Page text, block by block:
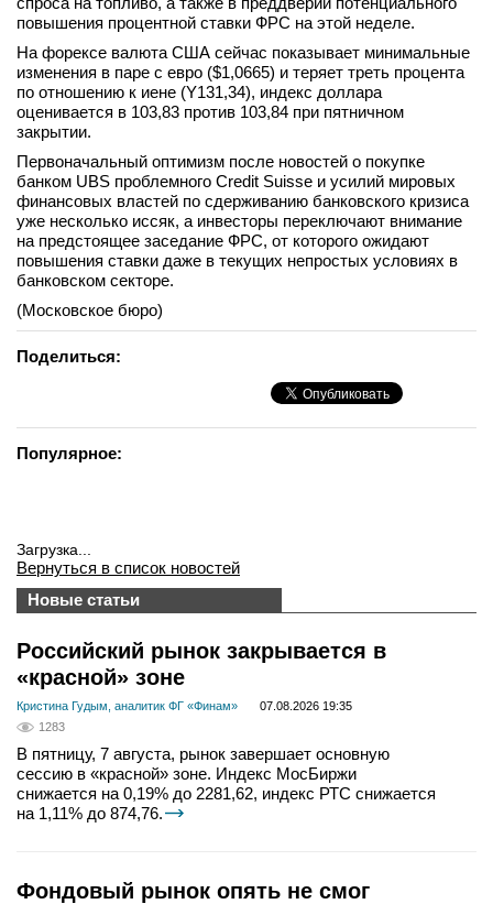
повышения процентной ставки ФРС на этой неделе.
На форексе валюта США сейчас показывает минимальные
изменения в паре с евро ($1,0665) и теряет треть процента
по отношению к иене (Y131,34), индекс доллара
оценивается в 103,83 против 103,84 при пятничном
закрытии.
Первоначальный оптимизм после новостей о покупке
банком UBS проблемного Credit Suisse и усилий мировых
финансовых властей по сдерживанию банковского кризиса
уже несколько иссяк, а инвесторы переключают внимание
на предстоящее заседание ФРС, от которого ожидают
повышения ставки даже в текущих непростых условиях в
банковском секторе.
(Московское бюро)
Поделиться:
Популярное:
Загрузка...
Вернуться в список новостей
Новые статьи
Российский рынок закрывается в
«красной» зоне
Кристина Гудым, аналитик ФГ «Финам»
07.08.2026 19:35
1283
В пятницу, 7 августа, рынок завершает основную
сессию в «красной» зоне. Индекс МосБиржи
снижается на 0,19% до 2281,62, индекс РТС снижается
на 1,11% до 874,76.
Фондовый рынок опять не смог